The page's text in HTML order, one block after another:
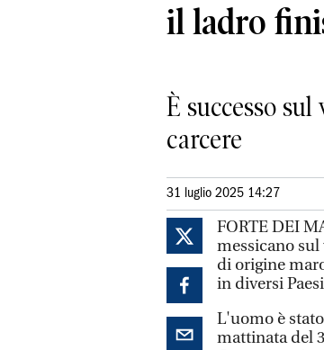
il ladro
È successo
carcere
31 luglio 2025 14:27
FORTE DEI
messicano
di origine
in diversi
L'uomo è
mattinata del